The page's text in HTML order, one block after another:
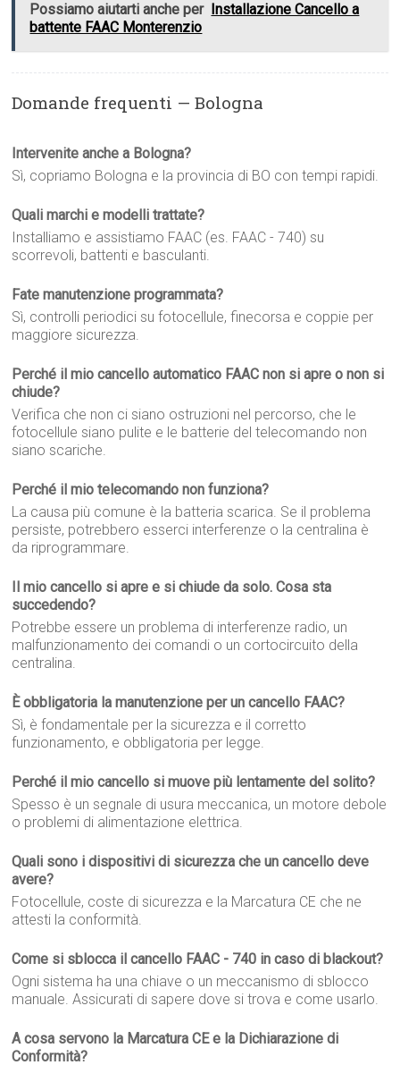
Possiamo aiutarti anche per Installazione Cancello a
battente FAAC Monterenzio
Domande frequenti — Bologna
Intervenite anche a Bologna?
Sì, copriamo Bologna e la provincia di BO con tempi rapidi.
Quali marchi e modelli trattate?
Installiamo e assistiamo FAAC (es. FAAC - 740) su
scorrevoli, battenti e basculanti.
Fate manutenzione programmata?
Sì, controlli periodici su fotocellule, finecorsa e coppie per
maggiore sicurezza.
Perché il mio cancello automatico FAAC non si apre o non si
chiude?
Verifica che non ci siano ostruzioni nel percorso, che le
fotocellule siano pulite e le batterie del telecomando non
siano scariche.
Perché il mio telecomando non funziona?
La causa più comune è la batteria scarica. Se il problema
persiste, potrebbero esserci interferenze o la centralina è
da riprogrammare.
Il mio cancello si apre e si chiude da solo. Cosa sta
succedendo?
Potrebbe essere un problema di interferenze radio, un
malfunzionamento dei comandi o un cortocircuito della
centralina.
È obbligatoria la manutenzione per un cancello FAAC?
Sì, è fondamentale per la sicurezza e il corretto
funzionamento, e obbligatoria per legge.
Perché il mio cancello si muove più lentamente del solito?
Spesso è un segnale di usura meccanica, un motore debole
o problemi di alimentazione elettrica.
Quali sono i dispositivi di sicurezza che un cancello deve
avere?
Fotocellule, coste di sicurezza e la Marcatura CE che ne
attesti la conformità.
Come si sblocca il cancello FAAC - 740 in caso di blackout?
Ogni sistema ha una chiave o un meccanismo di sblocco
manuale. Assicurati di sapere dove si trova e come usarlo.
A cosa servono la Marcatura CE e la Dichiarazione di
Conformità?